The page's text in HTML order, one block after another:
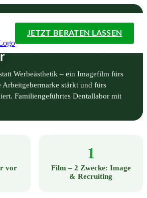
JETZT BERATEN LASSEN
Imagefilm fürs
Werbeästhetik – ein Imagefilm fürs
Arbeitgebermarke stärkt und fürs
Familiengeführtes Dentallabor mit
vor
1
Film – 2 Zwecke: Image
& Recruiting